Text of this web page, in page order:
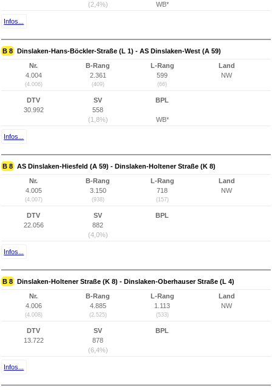
(2,4%)
WB*
Infos...
B 8 Dinslaken-Hans-Böckler-Straße (L 1) - AS Dinslaken-West (A 59)
Nr.
4.004
(4.006)
B-Rang
2.361
(409)
L-Rang
599
(66)
Land
NW
DTV
30.992
SV
558
(1,8%)
BPL
WB*
Infos...
B 8 AS Dinslaken-Hiesfeld (A 59) - Dinslaken-Holtener Straße (K 8)
Nr.
4.005
(4.007)
B-Rang
3.150
(938)
L-Rang
718
(157)
Land
NW
DTV
22.056
SV
882
(4,0%)
BPL
Infos...
B 8 Dinslaken-Holtener Straße (K 8) - Dinslaken-Oberhauser Straße (L 4)
Nr.
4.006
(4.008)
B-Rang
4.885
(2.525)
L-Rang
1.113
(533)
Land
NW
DTV
13.722
SV
878
(6,4%)
BPL
Infos...